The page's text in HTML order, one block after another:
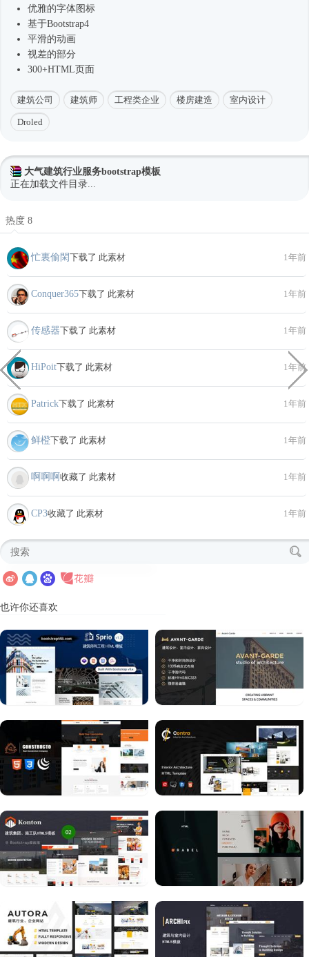
优雅的字体图标
基于Bootstrap4
平滑的动画
视差的部分
300+HTML页面
建筑公司 建筑师 工程类企业 楼房建造 室内设计
Droled
大气建筑行业服务bootstrap模板
正在加载文件目录...
热度 8
忙裏偷閑下载了 此素材 1年前
Conquer365下载了 此素材 1年前
传感器下载了 此素材 1年前
HiPoit下载了 此素材 1年前
Patrick下载了 此素材 1年前
鲜橙下载了 此素材 1年前
啊啊啊 收藏了 此素材 1年前
CP3收藏了 此素材 1年前
也许你还喜欢